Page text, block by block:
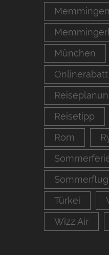
Memmingen
München
Onlinerabatt
Reisetipp
Rom
Türkei
Wizz Air